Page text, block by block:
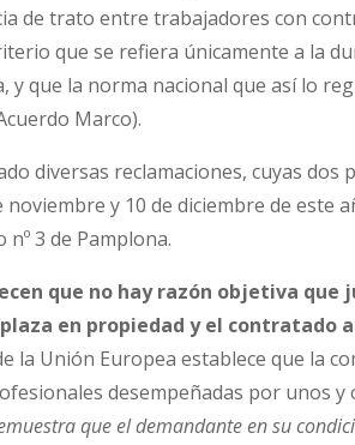
de trato entre trabajadores con
que se refiera únicamente a la
y que la norma nacional que así lo
Marco).
diversas reclamaciones, cuyas
noviembre y 10 de diciembre de este
3 de Pamplona.
que no hay razón objetiva
en propiedad y el
la Unión Europea establece que la
desempeñadas por unos y
que el demandante en su